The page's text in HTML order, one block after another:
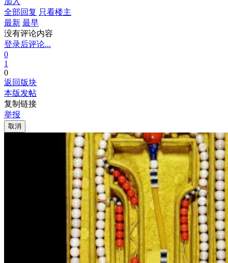
全部回复 只看楼主
最新 最早
没有评论内容
登录后评论...
0
1
0
返回版块
本版发帖
复制链接
举报
取消